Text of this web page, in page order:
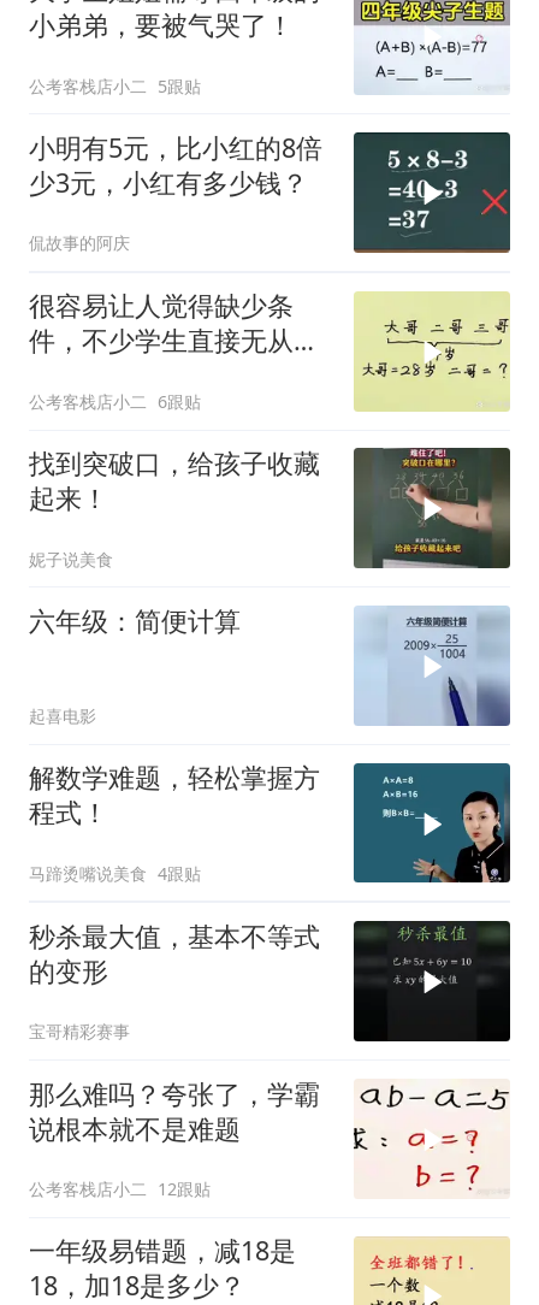
小弟弟，要被气哭了！
公考客栈店小二 5跟贴
小明有5元，比小红的8倍
少3元，小红有多少钱？
侃故事的阿庆
很容易让人觉得缺少条
件，不少学生直接无从下
公考客栈店小二 6跟贴
找到突破口，给孩子收藏
起来！
妮子说美食
六年级：简便计算
起喜电影
解数学难题，轻松掌握方
程式！
马蹄烫嘴说美食 4跟贴
秒杀最大值，基本不等式
的变形
宝哥精彩赛事
那么难吗？夸张了，学霸
说根本就不是难题
公考客栈店小二 12跟贴
一年级易错题，减18是
18，加18是多少？